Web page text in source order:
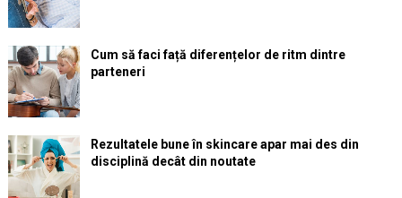
Cum să faci față diferențelor de ritm dintre
parteneri
Rezultatele bune în skincare apar mai des din
disciplină decât din noutate